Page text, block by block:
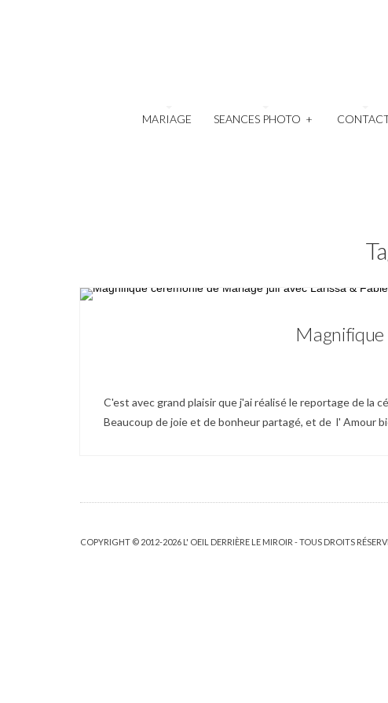
MARIAGE SEANCES PHOTO +
Magnifique
C'est avec grand plaisir que j'ai réalisé le reportage de la
Beaucoup de joie et de bonheur partagé, et de l' Amour
COPYRIGHT © 2012-2026 L' OEIL DERRIÈRE LE MIROIR - TOUS DROITS